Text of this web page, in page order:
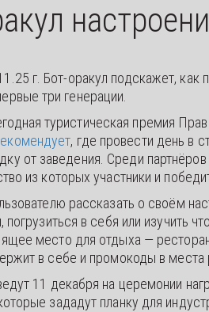
г. Бот-оракул подскажет,
три генерации.
туристическая премия
, где провести день в
от заведения. Среди
из которых участники и
рассказать о своём
погрузиться в себя или изучить
место для отдыха —
в себе и промокоды в
11 декабря на церемонии
зададут планку для